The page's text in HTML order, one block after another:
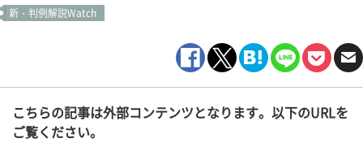
新・判例解説Watch
こちらの記事は外部コンテンツとなります。以下のURLを
ご覧ください。